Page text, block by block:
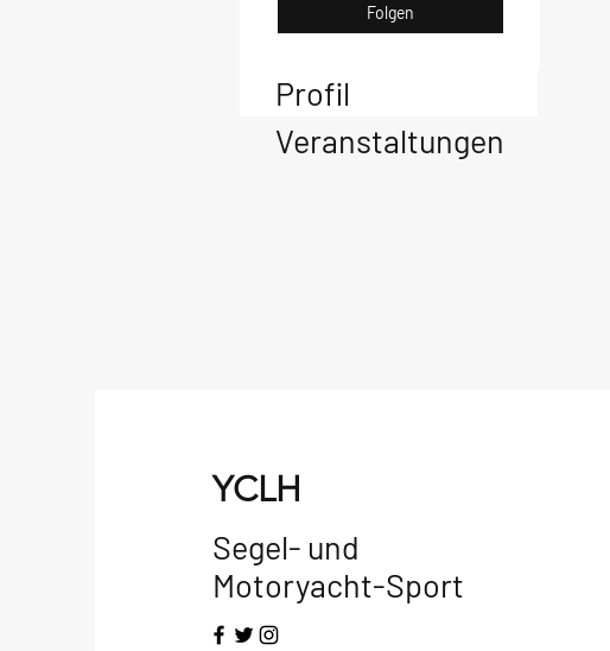
Folgen
Profil
Veranstaltungen
YCLH
Segel- und
Motoryacht-Sport